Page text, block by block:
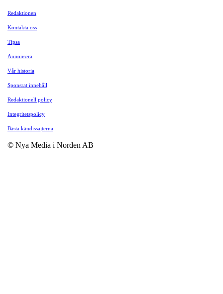
Redaktionen
Kontakta oss
Tipsa
Annonsera
Vår historia
Sponsrat innehåll
Redaktionell policy
Integritetspolicy
Bästa kändissajterna
© Nya Media i Norden AB